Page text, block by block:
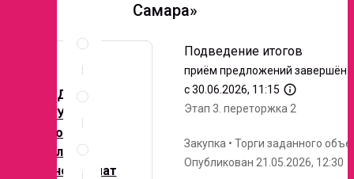
запроса
Самара»
ПРЕДМЕТ
ЗАКУПКИ:
Силовой
масляный
трансформат
Подведение итогов
приём предложений завершён
с 30.06.2026, 11:15 info_outline
Этап 3. переторжка 2
Закупка • Торги заданного
Опубликован 21.05.2026, 12:30